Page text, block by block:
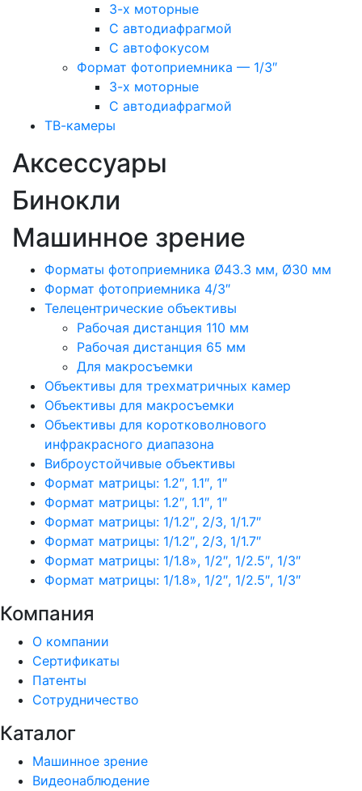
3-х моторные
С автодиафрагмой
С автофокусом
Формат фотоприемника — 1/3″
3-х моторные
С автодиафрагмой
ТВ-камеры
Аксессуары
Бинокли
Машинное зрение
Форматы фотоприемника Ø43.3 мм, Ø30 мм
Формат фотоприемника 4/3″
Телецентрические объективы
Рабочая дистанция 110 мм
Рабочая дистанция 65 мм
Для макросъемки
Объективы для трехматричных камер
Объективы для макросъемки
Объективы для коротковолнового
инфракрасного диапазона
Виброустойчивые объективы
Формат матрицы: 1.2″, 1.1″, 1″
Формат матрицы: 1.2″, 1.1″, 1″
Формат матрицы: 1/1.2″, 2/3, 1/1.7″
Формат матрицы: 1/1.2″, 2/3, 1/1.7″
Формат матрицы: 1/1.8», 1/2″, 1/2.5″, 1/3″
Формат матрицы: 1/1.8», 1/2″, 1/2.5″, 1/3″
Компания
О компании
Сертификаты
Патенты
Сотрудничество
Каталог
Машинное зрение
Видеонаблюдение